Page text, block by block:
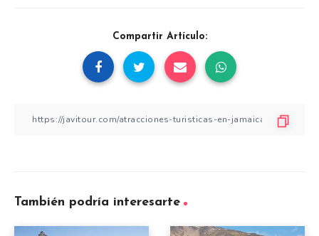
Compartir Artículo:
También podría interesarte